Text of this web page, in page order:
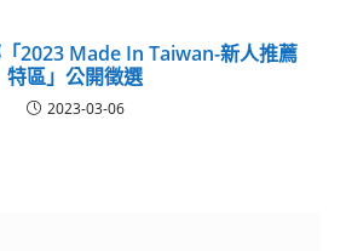
2023 Made In Taiwan-新人推薦
特區」公開徵選
2023-03-06